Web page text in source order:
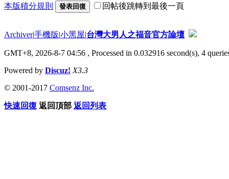
本版積分規則 發表回復 回帖後跳轉到最後一頁
Archiver|手機版|小黑屋|台灣大男人之福音官方論壇
GMT+8, 2026-8-7 04:56 , Processed in 0.032916 second(s), 4
Powered by Discuz! X3.3
© 2001-2017 Comsenz Inc.
快速回復 返回頂部 返回列表